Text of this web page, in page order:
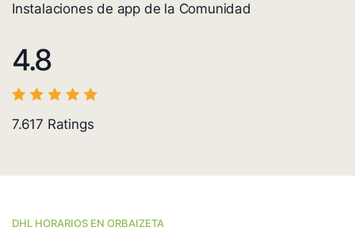
Instalaciones de app de la Comunidad
4.8
7.617 Ratings
DHL HORARIOS EN ORBAIZETA